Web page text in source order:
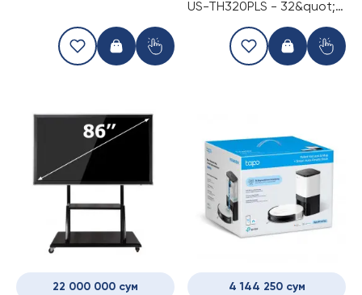
US-TH320PLS - 32&quot;
диагональ
22 000 000 сум 4 144 250 сум